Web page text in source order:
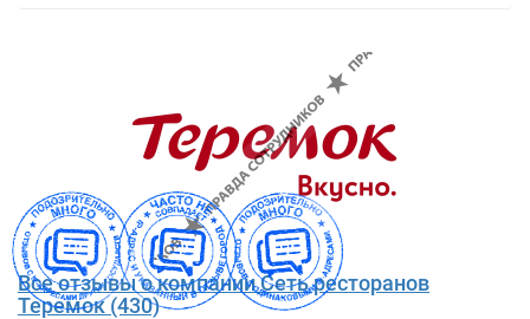
Все отзывы о компании Сеть ресторанов
Теремок (430)